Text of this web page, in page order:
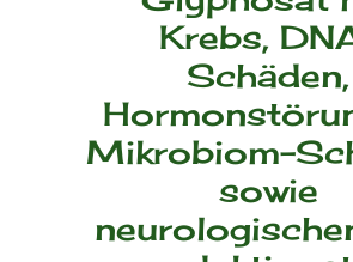
Krebs,
Schäden,
Mikrobiom-
sowie